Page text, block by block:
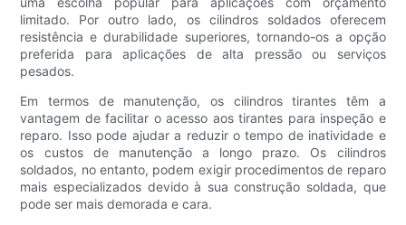
limitado. Por outro lado, os cilindros soldados oferecem
resistência e durabilidade superiores, tornando-os a opção
preferida para aplicações de alta pressão ou serviços
pesados.
Em termos de manutenção, os cilindros tirantes têm a
vantagem de facilitar o acesso aos tirantes para inspeção e
reparo. Isso pode ajudar a reduzir o tempo de inatividade e
os custos de manutenção a longo prazo. Os cilindros
soldados, no entanto, podem exigir procedimentos de reparo
mais especializados devido à sua construção soldada, que
pode ser mais demorada e cara.